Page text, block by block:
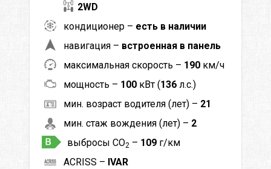
2WD
кондиционер – есть в наличии
навигация – встроенная в панель
максимальная скорость – 190 км/ч
мощность – 100 кВт (136 л.с.)
мин. возраст водителя (лет) – 21
мин. стаж вождения (лет) – 2
выбросы CO2 – 109 г/км
ACRISS – IVAR